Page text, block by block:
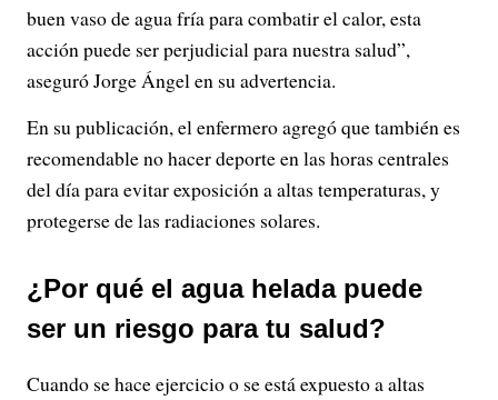
buen vaso de agua fría para combatir el calor, esta
acción puede ser perjudicial para nuestra salud”,
aseguró Jorge Ángel en su advertencia.
En su publicación, el enfermero agregó que también es
recomendable no hacer deporte en las horas centrales
del día para evitar exposición a altas temperaturas, y
protegerse de las radiaciones solares.
¿Por qué el agua helada puede
ser un riesgo para tu salud?
Cuando se hace ejercicio o se está expuesto a altas